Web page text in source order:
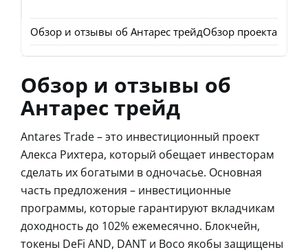
Обзор и отзывы об Антарес трейдОбзор проекта
Обзор и отзывы об
Антарес трейд
Antares Trade – это инвестиционный проект
Алекса Рихтера, который обещает инвесторам
сделать их богатыми в одночасье. Основная
часть предложения – инвестиционные
программы, которые гарантируют вкладчикам
доходность до 102% ежемесячно. Блокчейн,
токены DeFi AND, DANT и Boco якобы защищены